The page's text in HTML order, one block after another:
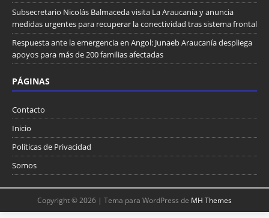
Subsecretario Nicolás Balmaceda visita La Araucanía y anuncia
medidas urgentes para recuperar la conectividad tras sistema frontal
Respuesta ante la emergencia en Angol: Junaeb Araucanía despliega
apoyos para más de 200 familias afectadas
PÁGINAS
Contacto
Inicio
Políticas de Privacidad
Somos
Copyright © 2026 | Tema para WordPress de MH Themes